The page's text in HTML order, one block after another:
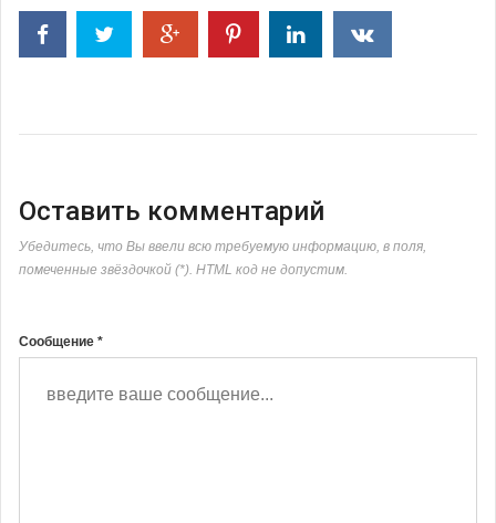
Оставить комментарий
Убедитесь, что Вы ввели всю требуемую информацию, в поля,
помеченные звёздочкой (*). HTML код не допустим.
Сообщение *